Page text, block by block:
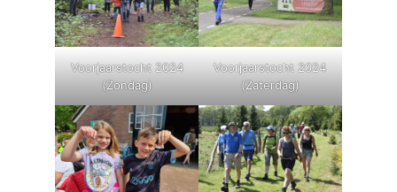
Voorjaarstocht 2024
(Zondag)
Voorjaarstocht 2024
(Zaterdag)